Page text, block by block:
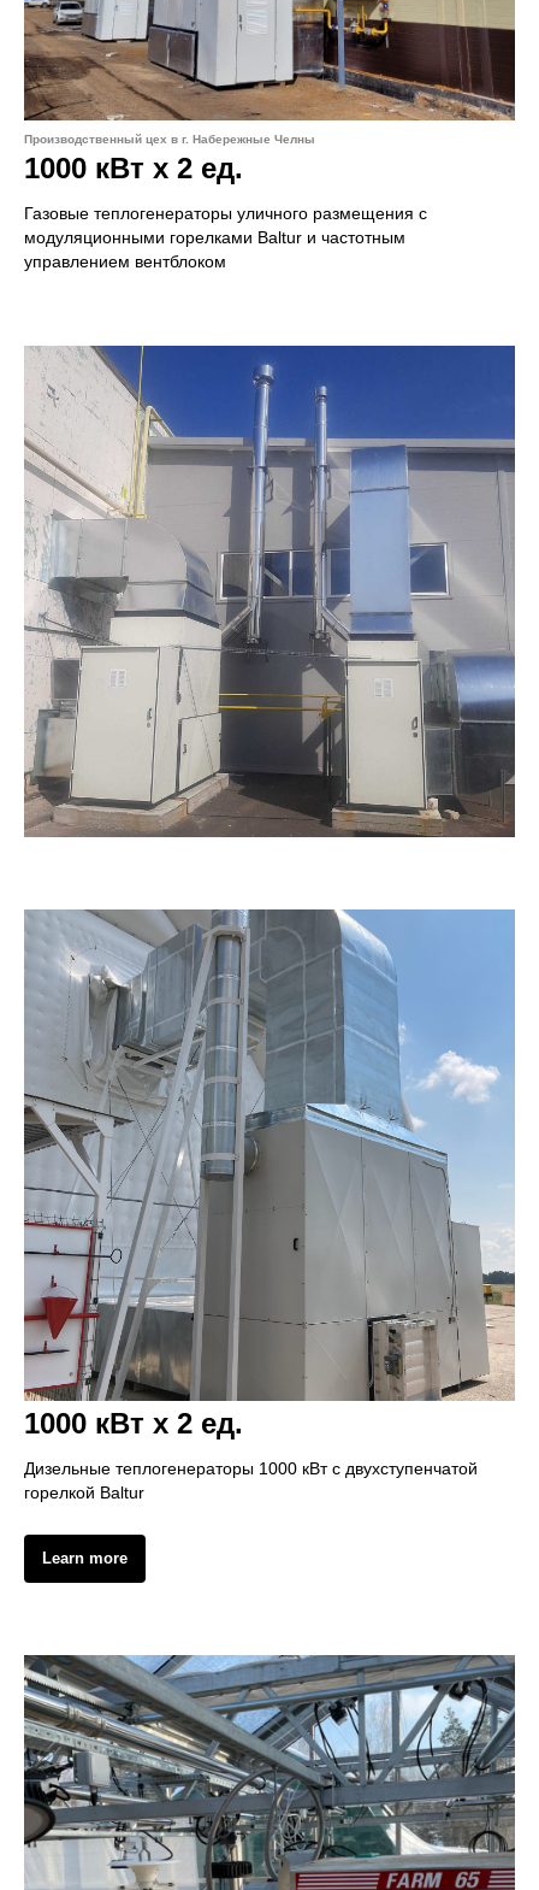
Производственный цех в г. Набережные Челны
1000 кВт х 2 ед.
Газовые теплогенераторы уличного размещения с
модуляционными горелками Baltur и частотным
управлением вентблоком
1000 кВт х 2 ед.
Дизельные теплогенераторы 1000 кВт с двухступенчатой
горелкой Baltur
Learn more